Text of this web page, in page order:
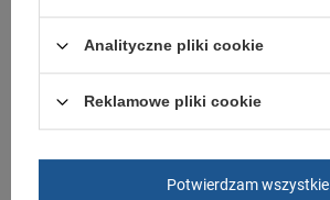
podania przyczyny.
Gwarancja Gwarancja
Analityczne pliki cookie
Reklamowe pliki cookie
Potwierdzam wszystkie